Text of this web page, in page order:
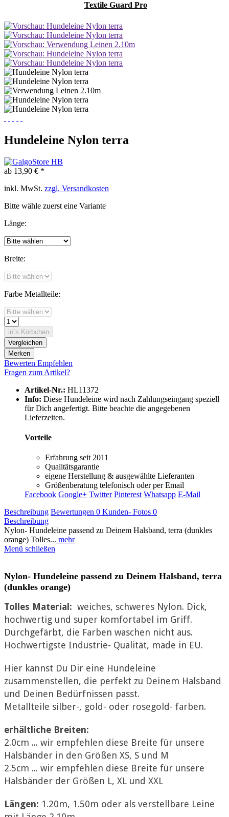
Textile Guard Pro
Hundeleine Nylon terra
ab 13,90 € *
inkl. MwSt. zzgl. Versandkosten
Bitte wähle zuerst eine Variante
Länge:
Breite:
Farbe Metallteile:
in´s Körbchen
Vergleichen
Merken
Bewerten Empfehlen
Fragen zum Artikel?
Artikel-Nr.: HL11372
Info: Diese Hundeleine wird nach Zahlungseingang speziell
für Dich angefertigt. Bitte beachte die angegebenen
Lieferzeiten.
Vorteile
Erfahrung seit 2011
Qualitätsgarantie
eigene Herstellung & ausgewählte Lieferanten
Größenberatung telefonisch oder per Email
Facebook Google+ Twitter Pinterest Whatsapp E-Mail
Beschreibung Bewertungen 0 Kunden- Fotos 0
Beschreibung
Nylon- Hundeleine passend zu Deinem Halsband, terra (dunkles
orange) Tolles... mehr
Menü schließen
Nylon- Hundeleine passend zu Deinem Halsband, terra
(dunkles orange)
Tolles Material: weiches, schweres Nylon. Dick,
hochwertig und super komfortabel im Griff.
Durchgefärbt, die Farben waschen nicht aus.
Hochwertigste Industrie- Qualität, made in EU.
Hier kannst Du Dir eine Hundeleine
zusammenstellen, die perfekt zu Deinem Halsband
und Deinen Bedürfnissen passt.
Metallteile silber-, gold- oder rosegold- farben.
erhältliche Breiten:
2.0cm ... wir empfehlen diese Breite für unsere
Halsbänder in den Größen XS, S und M
2.5cm ... wir empfehlen diese Breite für unsere
Halsbänder der Größen L, XL und XXL
Längen: 1.20m, 1.50m oder als verstellbare Leine